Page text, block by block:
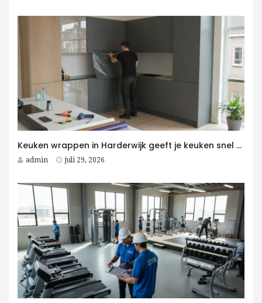
Keuken wrappen in Harderwijk geeft je keuken snel een moderne upgrade
admin juli 29, 2026